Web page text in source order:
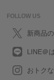
FOLLOW US
新商品
LINE＠
おトク